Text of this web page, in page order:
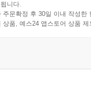
니다.
문확정 후 30일 이내 작성한
품, 예스24 앱스토어 상품 제